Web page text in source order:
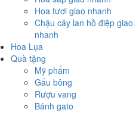
Hoa tươi giao nhanh
Chậu cây lan hồ điệp giao
nhanh
Hoa Lụa
Quà tặng
Mỹ phẩm
Gấu bông
Rượu vang
Bánh gato